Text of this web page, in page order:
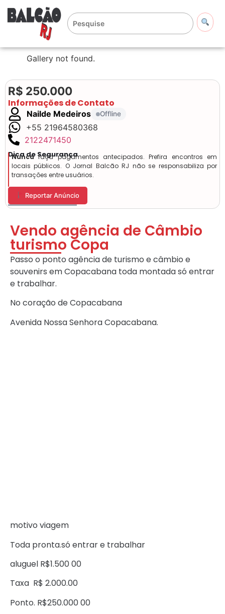
Gallery not found.
R$ 250.000
Informações de Contato
Nailde Medeiros Offline
+55 21964580368
2122471450
Dica de Segurança
Nuncafaça pagamentos antecipados. Prefira encontros em
locais públicos. O Jornal Balcão RJ não se responsabiliza por
transações entre usuários.
Reportar Anúncio
Vendo agência de Câmbio
turismo Copa
Passo o ponto agência de turismo e câmbio e
souvenirs em Copacabana toda montada só entrar
e trabalhar.
No coração de Copacabana
Avenida Nossa Senhora Copacabana.
motivo viagem
Toda pronta.só entrar e trabalhar
aluguel R$1.500 00
Taxa R$ 2.000.00
Ponto. R$250.000 00